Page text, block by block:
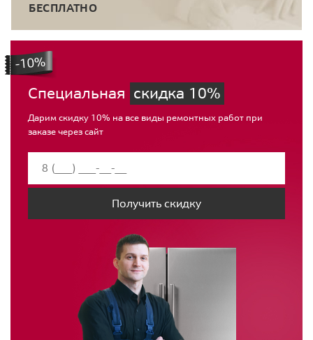
БЕСПЛАТНО
Специальная скидка 10%
Дарим скидку 10% на все виды ремонтных работ при
заказе через сайт
Получить скидку